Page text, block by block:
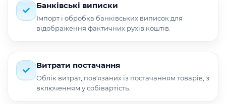
Банківські виписки
Імпорт і обробка банківських виписок для
відображення фактичних рухів коштів.
Витрати постачання
Облік витрат, повʼязаних із постачанням товарів, з
включенням у собівартість.